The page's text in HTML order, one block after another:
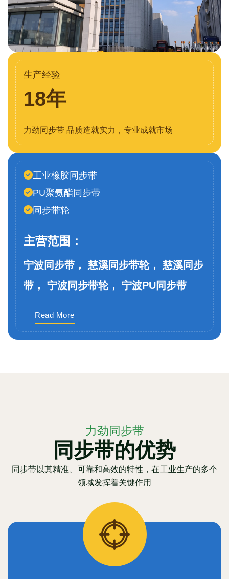
生产经验
18年
力劲同步带 品质造就实力，专业成就市场
工业橡胶同步带
PU聚氨酯同步带
同步带轮
主营范围：
宁波同步带， 慈溪同步带轮， 慈溪同步
带， 宁波同步带轮， 宁波PU同步带
Read More
力劲同步带
同步带的优势
同步带以其精准、可靠和高效的特性，在工业生产的多个
领域发挥着关键作用